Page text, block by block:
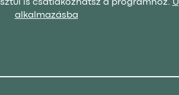
is csatlakozhatsz a programhoz.
alkalmazásba